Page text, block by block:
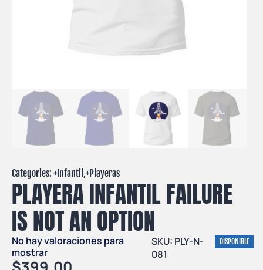
Categories: +Infantil ,+Playeras
PLAYERA INFANTIL FAILURE
IS NOT AN OPTION
No hay valoraciones para
mostrar
SKU: PLY-N-
081
DISPONIBLE